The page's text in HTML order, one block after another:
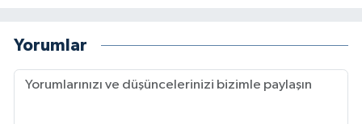
Yorumlar